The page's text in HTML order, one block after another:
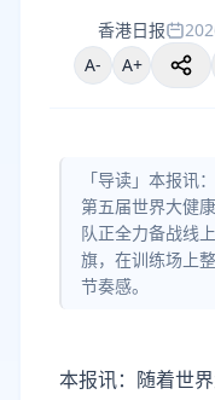
香港日报
A-
A+
「导读」本报讯
第五届世界大健
队正全力备战线
旗，在训练场上
节奏感。
本报讯：随着世